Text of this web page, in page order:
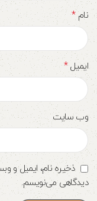
نام*
ایمیل*
وب‌ سایت
ذخیره نام، ایمیل و
دیدگاهی می‌نویسم.